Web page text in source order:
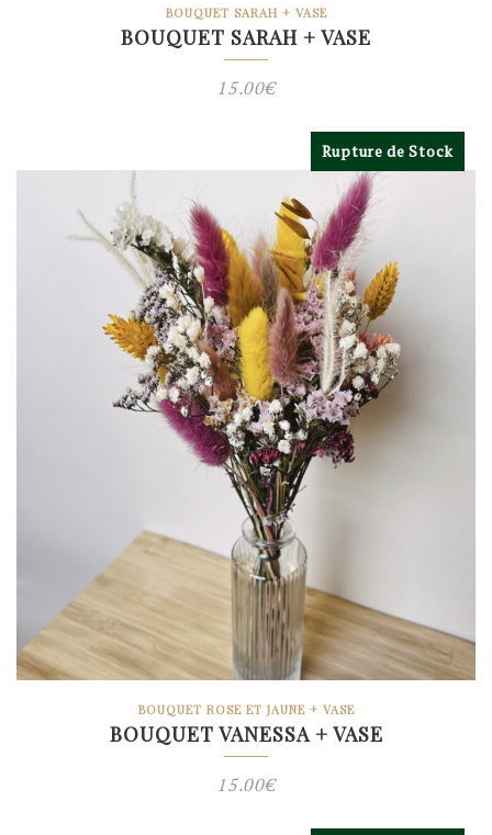
BOUQUET SARAH + VASE
BOUQUET SARAH + VASE
15.00€
Rupture de Stock
BOUQUET ROSE ET JAUNE + VASE
BOUQUET VANESSA + VASE
15.00€